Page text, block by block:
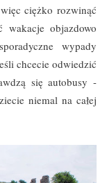
ciężko rozwinąć
wakacje objazdowo
wypady
chcecie odwiedzić
się autobusy -
niemal na całej